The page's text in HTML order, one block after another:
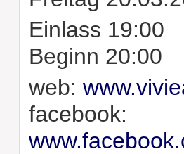
Einlass 19:00
Beginn 20:00
web:
facebook: